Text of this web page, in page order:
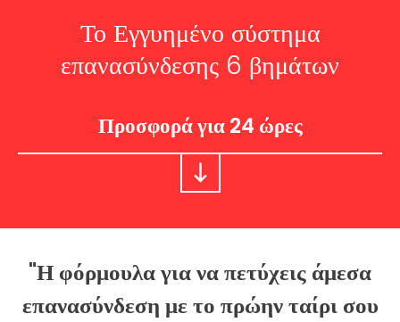
Το Εγγυημένο σύστημα
επανασύνδεσης 6 βημάτων
Προσφορά για 24 ώρες
"Η φόρμουλα για να πετύχεις άμεσα
επανασύνδεση με το πρώην ταίρι σου